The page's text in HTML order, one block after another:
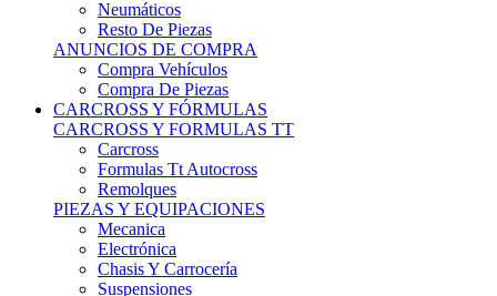
Neumáticos
Resto De Piezas
ANUNCIOS DE COMPRA
Compra Vehículos
Compra De Piezas
CARCROSS Y FÓRMULAS
CARCROSS Y FORMULAS TT
Carcross
Formulas Tt Autocross
Remolques
PIEZAS Y EQUIPACIONES
Mecanica
Electrónica
Chasis Y Carrocería
Suspensiones